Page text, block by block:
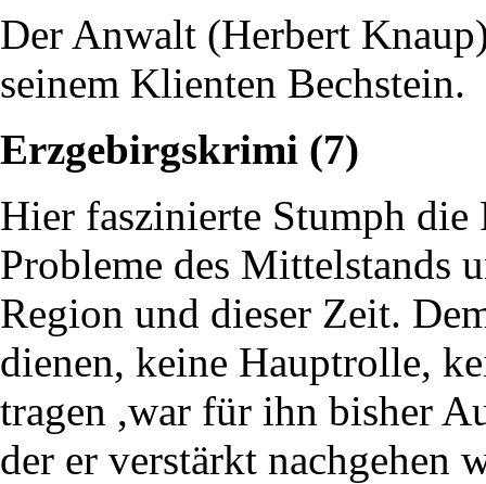
Der Anwalt (Herbert
seinem Klienten Bechstein.
Erzgebirgskrimi (7)
Hier faszinierte Stumph
Probleme des Mittelstands
Region und dieser Zeit.
dienen, keine Hauptrolle,
tragen ,war für ihn bisher
der er verstärkt nachgehen